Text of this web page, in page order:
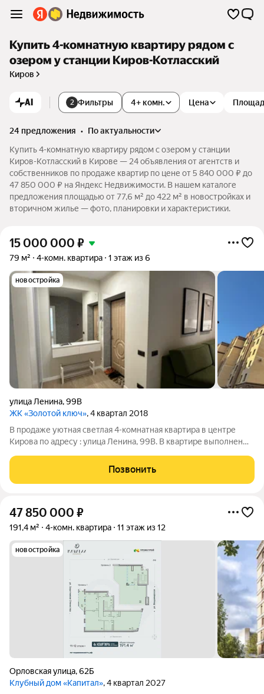
Купить 4-комнатную квартиру рядом с
озером у станции Киров-Котласский
Киров
AI 2 Фильтры 4+ комн. Цена
24 предложения •
по актуальности
Купить 4-комнатную квартиру рядом с озером у станции
Киров-Котласский в Кирове — 24 объявления от агентств и
собственников по продаже квартир по цене от 5 840 000 ₽ до
47 850 000 ₽ на Яндекс Недвижимости. В нашем каталоге
предложения площадью от 77,6 м² до 422 м² в новостройках и
вторичном жилье — фото, планировки и характеристики.
15 000 000 ₽
79 м² 4-комн. квартира 1 этаж из 6
новостройка
улица Ленина,99В
ЖК «Золотой ключ», 4 квартал 2018
В продаже уютная светлая 4-комнатная квартира в центре
Кирова по адресу : улица Ленина, 99В. В квартире выполнен
оформлением и качественными материалами. Все комнаты
светлые и уютные, окна выходят во
Позвонить
47 850 000 ₽
191,4 м² 4-комн. квартира 11 этаж из 12
новостройка
Орловская улица,62Б
Клубный дом «Капитал», 4 квартал 2027